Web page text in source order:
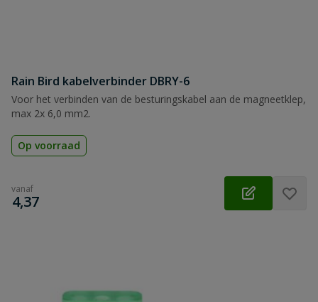
Rain Bird kabelverbinder DBRY-6
Voor het verbinden van de besturingskabel aan de magneetklep,
max 2x 6,0 mm2.
Op voorraad
vanaf
€
4,37